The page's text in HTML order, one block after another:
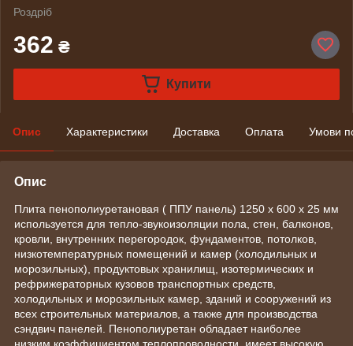
Роздріб
362 ₴
Купити
Опис Характеристики Доставка Оплата Умови
Опис
Плита пенополиуретановая ( ППУ панель) 1250 х 600 х 25 мм
используется для тепло-звукоизоляции пола, стен, балконов,
кровли, внутренних перегородок, фундаментов, потолков,
низкотемпературных помещений и камер (холодильных и
морозильных), продуктовых хранилищ, изотермических и
рефрижераторных кузовов транспортных средств,
холодильных и морозильных камер, зданий и сооружений из
всех строительных материалов, а также для производства
сэндвич панелей. Пенополиуретан обладает наиболее
низким коэффициентом теплопроводности, имеет высокую